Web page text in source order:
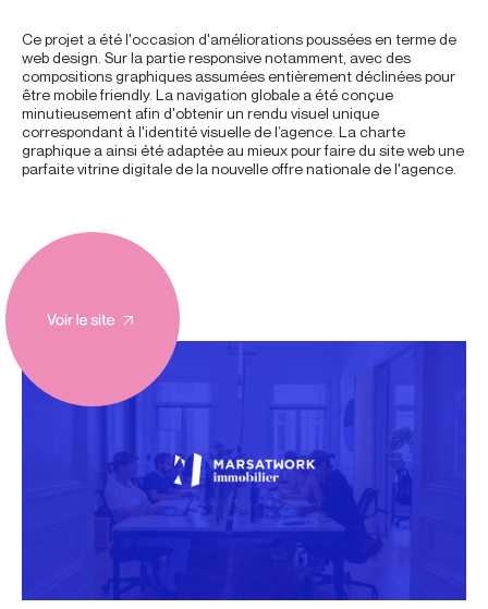
Ce projet a été l'occasion d'améliorations poussées en terme de
web design. Sur la partie responsive notamment, avec des
compositions graphiques assumées entièrement déclinées pour
être mobile friendly. La navigation globale a été conçue
minutieusement afin d'obtenir un rendu visuel unique
correspondant à l'identité visuelle de l’agence. La charte
graphique a ainsi été adaptée au mieux pour faire du site web une
parfaite vitrine digitale de la nouvelle offre nationale de l'agence.